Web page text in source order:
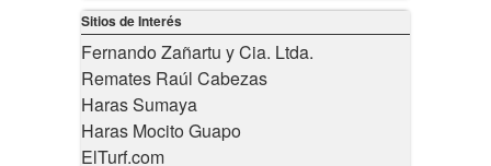
Sitios de Interés
Fernando Zañartu y Cia. Ltda.
Remates Raúl Cabezas
Haras Sumaya
Haras Mocito Guapo
ElTurf.com